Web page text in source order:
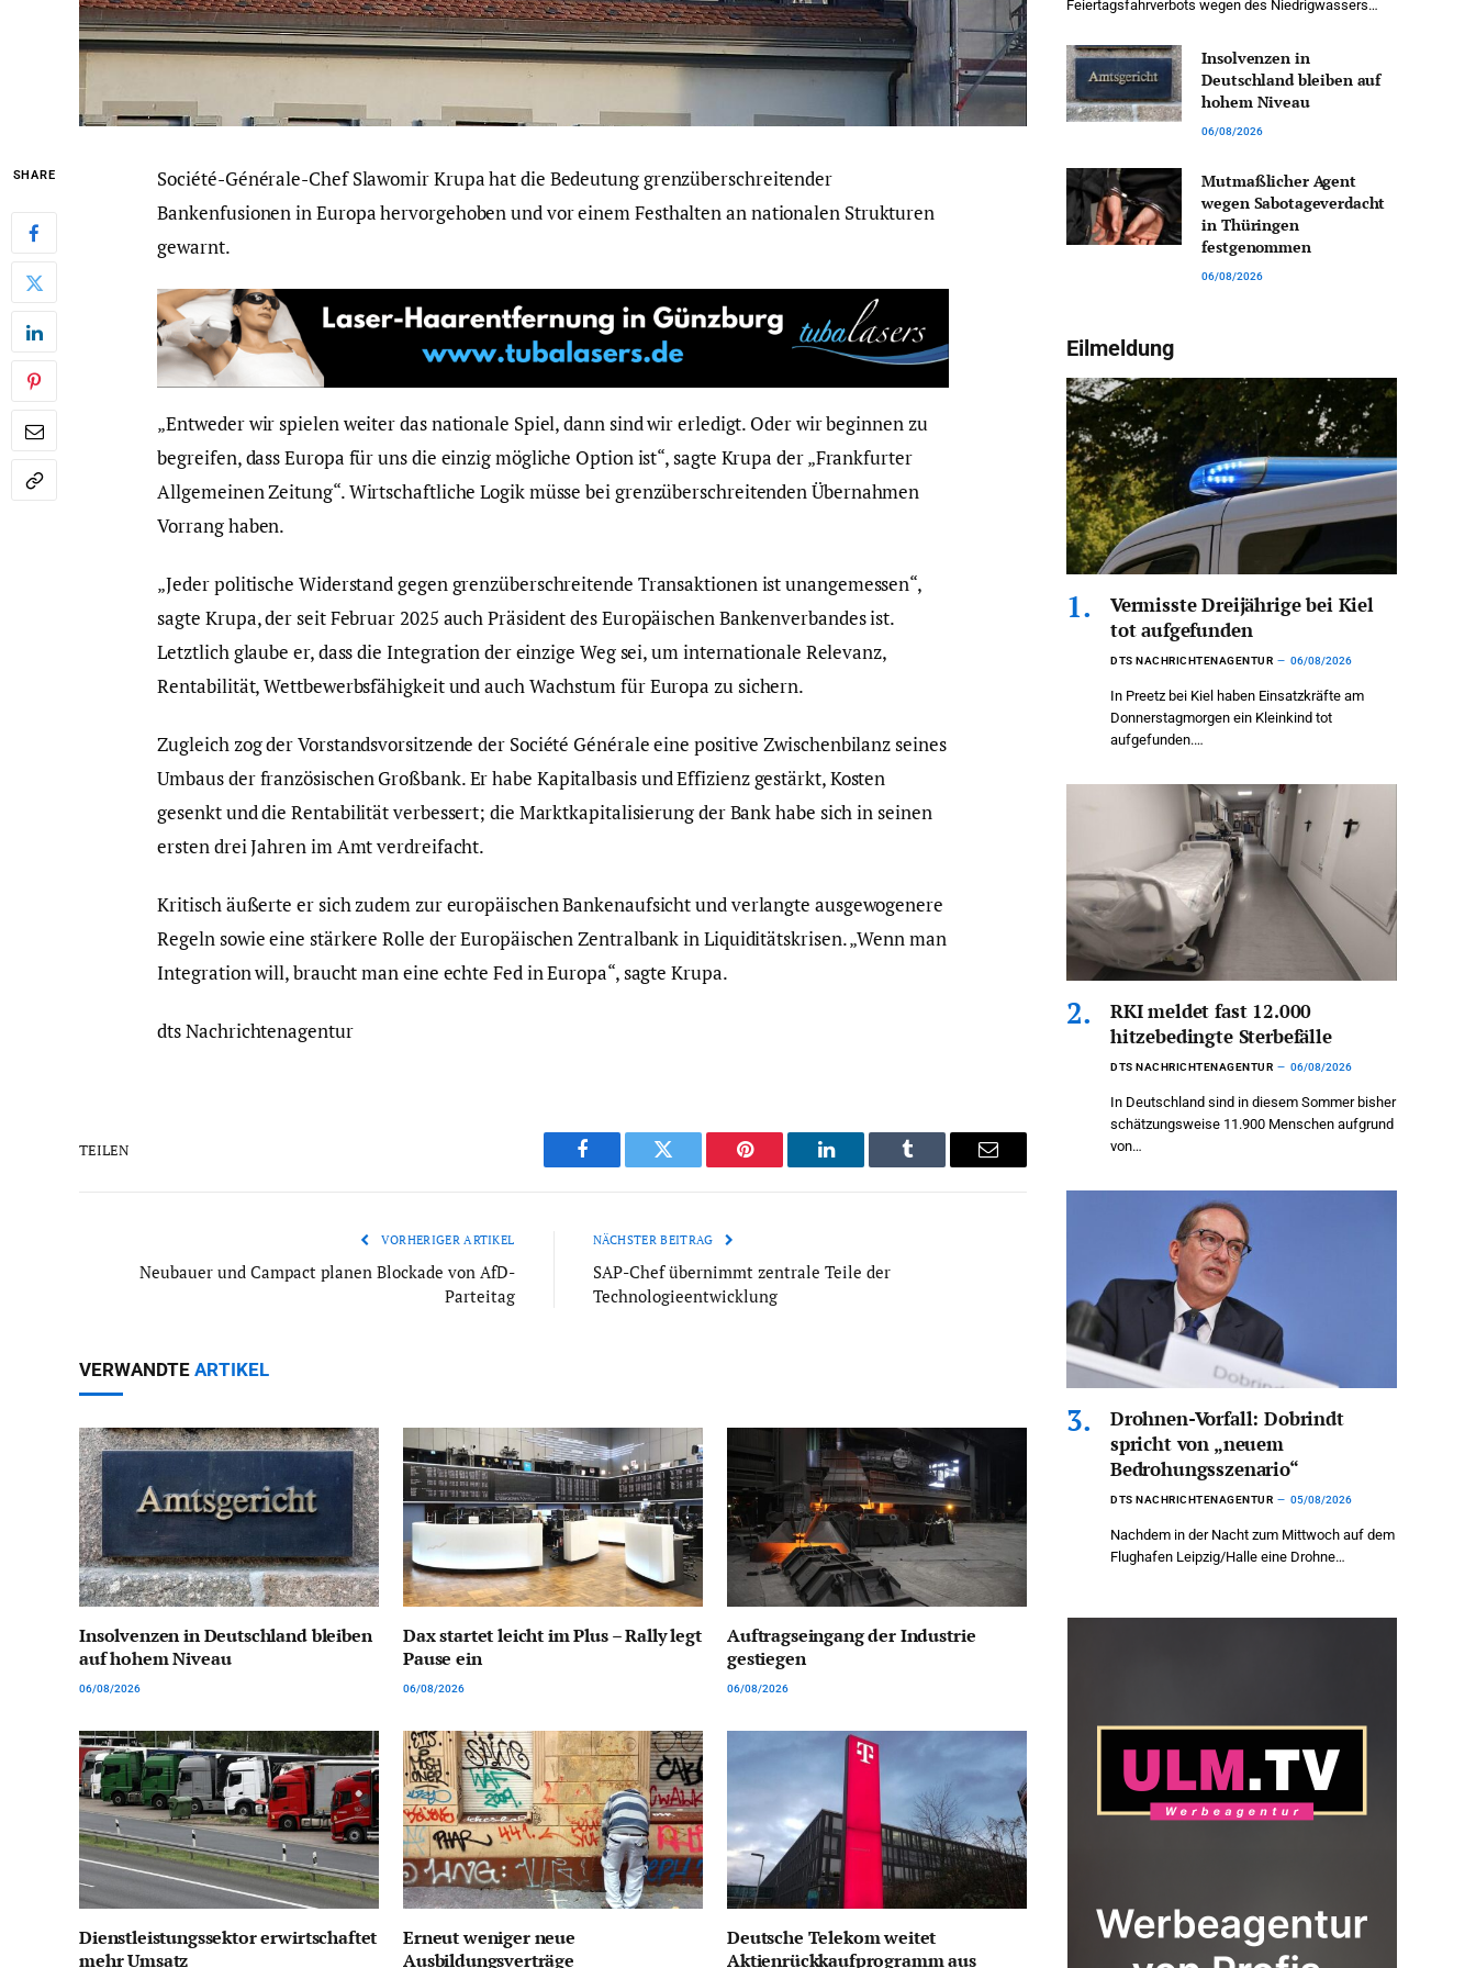
SHARE
Société-Générale-Chef Slawomir Krupa hat die Bedeutung grenzüberschreitender
Bankenfusionen in Europa hervorgehoben und vor einem Festhalten an nationalen Strukturen
gewarnt.
„Entweder wir spielen weiter das nationale Spiel, dann sind wir erledigt. Oder wir beginnen zu
begreifen, dass Europa für uns die einzig mögliche Option ist“, sagte Krupa der „Frankfurter
Allgemeinen Zeitung“. Wirtschaftliche Logik müsse bei grenzüberschreitenden Übernahmen
Vorrang haben.
„Jeder politische Widerstand gegen grenzüberschreitende Transaktionen ist unangemessen“,
sagte Krupa, der seit Februar 2025 auch Präsident des Europäischen Bankenverbandes ist.
Letztlich glaube er, dass die Integration der einzige Weg sei, um internationale Relevanz,
Rentabilität, Wettbewerbsfähigkeit und auch Wachstum für Europa zu sichern.
Zugleich zog der Vorstandsvorsitzende der Société Générale eine positive Zwischenbilanz seines
Umbaus der französischen Großbank. Er habe Kapitalbasis und Effizienz gestärkt, Kosten
gesenkt und die Rentabilität verbessert; die Marktkapitalisierung der Bank habe sich in seinen
ersten drei Jahren im Amt verdreifacht.
Kritisch äußerte er sich zudem zur europäischen Bankenaufsicht und verlangte ausgewogenere
Regeln sowie eine stärkere Rolle der Europäischen Zentralbank in Liquiditätskrisen. „Wenn man
Integration will, braucht man eine echte Fed in Europa“, sagte Krupa.
dts Nachrichtenagentur
TEILEN
Facebook Twitter Pinterest LinkedIn Tumblr Email
VORHERIGER ARTIKEL
Neubauer und Campact planen Blockade von AfD-
Parteitag
NÄCHSTER BEITRAG
SAP-Chef übernimmt zentrale Teile der
Technologieentwicklung
VERWANDTE ARTIKEL
Insolvenzen in Deutschland bleiben
auf hohem Niveau
06/08/2026
Dax startet leicht im Plus – Rally legt
Pause ein
06/08/2026
Auftragseingang der Industrie
gestiegen
06/08/2026
Dienstleistungssektor erwirtschaftet
mehr Umsatz
Erneut weniger neue
Ausbildungsverträge
Deutsche Telekom weitet
Aktienrückkaufprogramm aus
Feiertagsfahrverbots wegen des Niedrigwassers…
Insolvenzen in
Deutschland bleiben auf
hohem Niveau
06/08/2026
Mutmaßlicher Agent
wegen Sabotageverdacht
in Thüringen
festgenommen
06/08/2026
Eilmeldung
Vermisste Dreijährige bei Kiel
tot aufgefunden
DTS NACHRICHTENAGENTUR 06/08/2026
In Preetz bei Kiel haben Einsatzkräfte am
Donnerstagmorgen ein Kleinkind tot
aufgefunden.…
RKI meldet fast 12.000
hitzebedingte Sterbefälle
DTS NACHRICHTENAGENTUR 06/08/2026
In Deutschland sind in diesem Sommer bisher
schätzungsweise 11.900 Menschen aufgrund
von…
Drohnen-Vorfall: Dobrindt
spricht von „neuem
Bedrohungsszenario“
DTS NACHRICHTENAGENTUR 05/08/2026
Nachdem in der Nacht zum Mittwoch auf dem
Flughafen Leipzig/Halle eine Drohne…